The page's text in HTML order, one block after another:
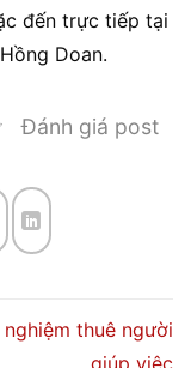
đến trực tiếp tại
Doan.
Đánh giá post
nghiệm thuê người